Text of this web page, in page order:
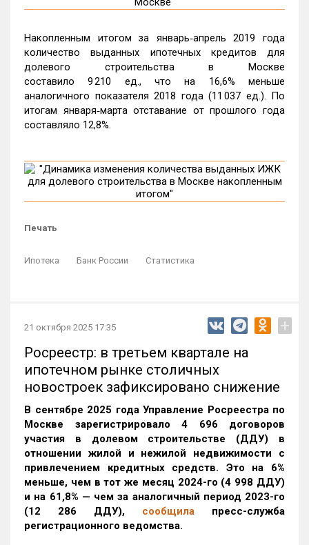
Накопленным итогом за январь‑апрель 2019 года
количество выданных ипотечных кредитов для
долевого строительства в Москве
составило 9 210 ед., что на 16,6% меньше
аналогичного показателя 2018 года (11 037 ед.). По
итогам января‑марта отставание от прошлого года
составляло 12,8%.
Печать
Ипотека Банк России Статистика
21 октября 2025 17:35 +
Росреестр: в третьем квартале на
ипотечном рынке столичных
новостроек зафиксировано снижение
В сентябре 2025 года Управление Росреестра по
Москве зарегистрировало 4 696 договоров
участия в долевом строительстве (ДДУ) в
отношении жилой и нежилой недвижимости с
привлечением кредитных средств. Это на 6%
меньше, чем в тот же месяц 2024-го (4 998 ДДУ)
и на 61,8% — чем за аналогичный период 2023-го
(12 286 ДДУ), сообщила пресс-служба
регистрационного ведомства.